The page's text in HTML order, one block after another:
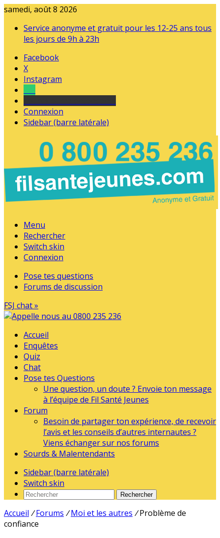
samedi, août 8 2026
Service anonyme et gratuit pour les 12-25 ans tous
les jours de 9h à 23h
Facebook
X
Instagram
Connexion
Sidebar (barre latérale)
Menu
Rechercher
Switch skin
Connexion
Pose tes questions
Forums de discussion
FSJ chat »
Accueil
Enquêtes
Quiz
Chat
Pose tes Questions
Une question, un doute ? Envoie ton message
à l’équipe de Fil Santé Jeunes
Forum
Besoin de partager ton expérience, de recevoir
l’avis et les conseils d’autres internautes ?
Viens échanger sur nos forums
Sourds & Malentendants
Sidebar (barre latérale)
Switch skin
Rechercher
Accueil / Forums / Moi et les autres / Problème de
confiance